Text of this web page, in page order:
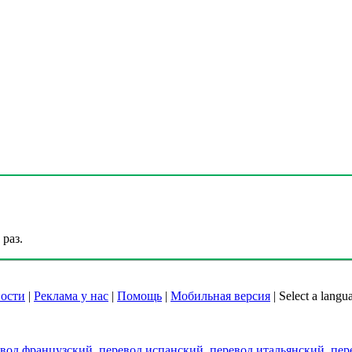
| Реклама у нас | Помощь | Мобильная версия | Select a